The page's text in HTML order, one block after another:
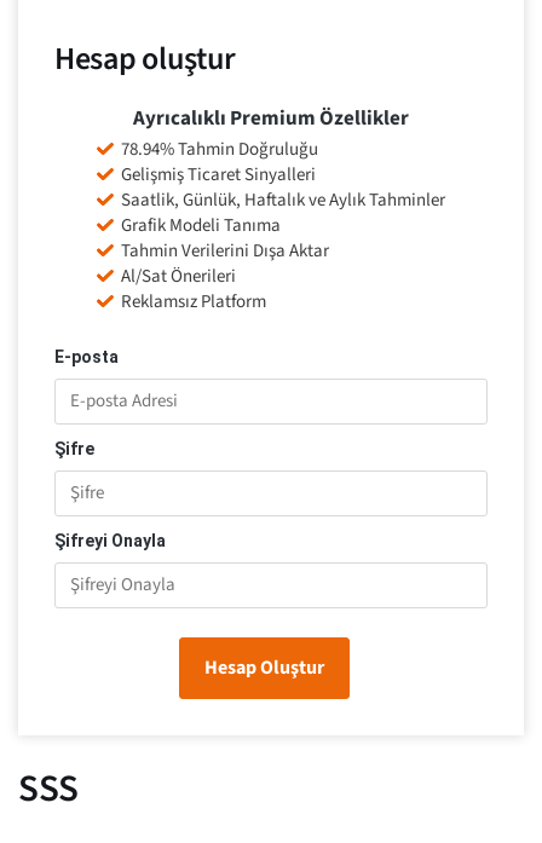
Hesap oluştur
E-posta
Şifre
Şifreyi Onayla
Hesap Oluştur
Ayrıcalıklı Premium Özellikler
78.94% Tahmin Doğruluğu
Gelişmiş Ticaret Sinyalleri
Saatlik, Günlük, Haftalık ve Aylık Tahminler
Grafik Modeli Tanıma
Tahmin Verilerini Dışa Aktar
Al/Sat Önerileri
Reklamsız Platform
SSS